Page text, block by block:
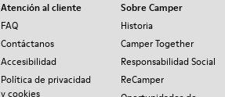
Atención al cliente
FAQ
Contáctanos
Accesibilidad
Política de privacidad
y cookies
Sobre Camper
Historia
Camper Together
Responsabilidad Social
ReCamper